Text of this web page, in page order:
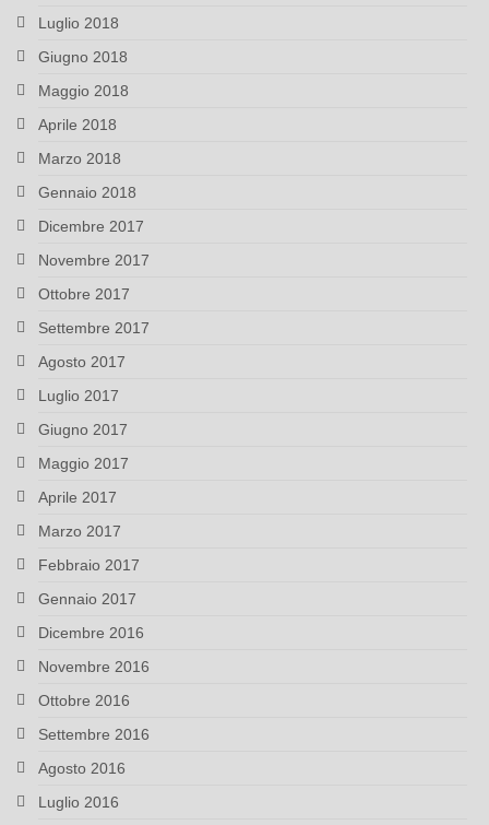
Luglio 2018
Giugno 2018
Maggio 2018
Aprile 2018
Marzo 2018
Gennaio 2018
Dicembre 2017
Novembre 2017
Ottobre 2017
Settembre 2017
Agosto 2017
Luglio 2017
Giugno 2017
Maggio 2017
Aprile 2017
Marzo 2017
Febbraio 2017
Gennaio 2017
Dicembre 2016
Novembre 2016
Ottobre 2016
Settembre 2016
Agosto 2016
Luglio 2016